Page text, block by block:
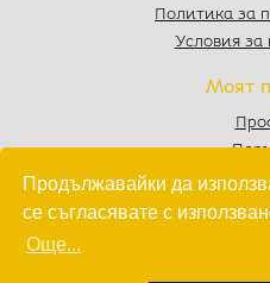
Продължавайки да
се съгласявате с
Още...
Политика за
Условия за
Моят